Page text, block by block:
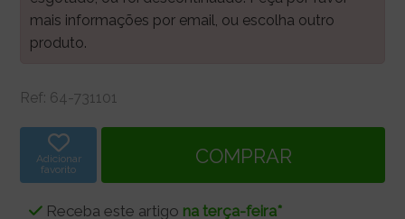
mais informações por email, ou escolha outro
produto.
Ref: 64-731101
Adicionar
favorito
Receba este artigo na terça-feira*